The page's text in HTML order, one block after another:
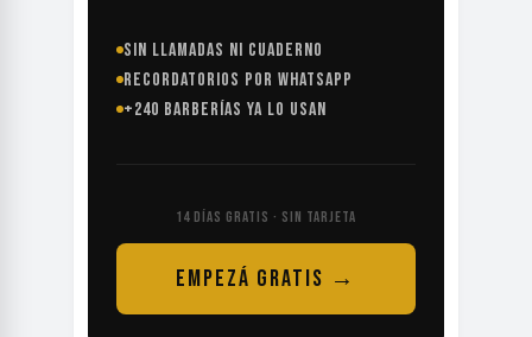
SIN LLAMADAS NI CUADERNO
RECORDATORIOS POR WHATSAPP
+240 BARBERÍAS YA LO USAN
14 DÍAS GRATIS · SIN TARJETA
EMPEZÁ GRATIS →